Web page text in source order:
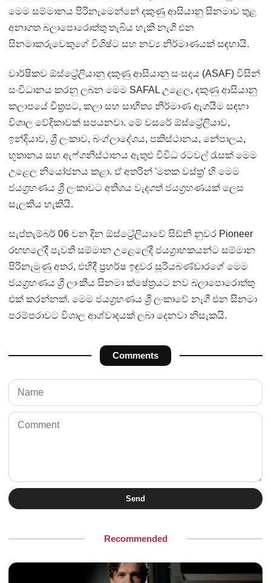
මෙම සම්මානය පිරිනැමෙන්නේ දකුණු ආසියානු සිනමාව තුළ
අනාගත බලාපොරොත්තු තැබිය හැකි නැගී එන
සිනමාකරුවෙකුගේ විශිෂ්ට සහ නව්‍ය නිර්මාණයක් සඳහායි.
වාර්ෂිකව ඕස්ට්‍රේලියානු දකුණු ආසියානු සංසදය (ASAF) විසින්
සංවිධානය කරනු ලබන මෙම SAFAL උළෙල, දකුණු ආසියානු
කලාපයේ චිත්‍රපට, කලා සහ සාහිත්‍ය නිර්මාණ ඇගයීම සඳහා
විශාල වේදිකාවක් සපයනවා. මේ වසරේ ඕස්ට්‍රේලියාව,
ඉන්දියාව, ශ්‍රී ලංකාව, බංග්ලාදේශය, පකිස්ථානය, නේපාලය,
භූතානය සහ ඇෆ්ගනිස්ථානය ඇතුළු විවිධ රටවල් රැසක් මෙම
උළෙල නියෝජනය කළා. ඒ අතරින් 'මතක වස්ත්‍ර' හි මෙම
ජයග්‍රහණය ශ්‍රී ලංකාවට අතිශය වැදගත් ජයග්‍රහණයක් ලෙස
සැලකිය හැකියි.
සැප්තැම්බර් 06 වන දින ඕස්ට්‍රේලියාවේ සිඩ්නි නුවර Pioneer
රඟහලේදී පැවති සම්මාන උළෙලේදී ජයග්‍රාහකයන්ට සම්මාන
පිරිනැමුණු අතර, එහිදී ප්‍රහර්ෂ ඉඳුවර සූරියබණ්ඩාරගේ මෙම
ජයග්‍රහණය ශ්‍රී ලාංකීය සිනමා ක්ෂේත්‍රයට නව බලාපොරොත්තු
එක් කරන්නක්. මෙම ජයග්‍රහණය ශ්‍රී ලංකාවේ නැගී එන සිනමා
පරම්පරාවට විශාල ආශ්වාදයක් ලබා දෙනවා නිසැකයි.
Comments
Send
Recommended